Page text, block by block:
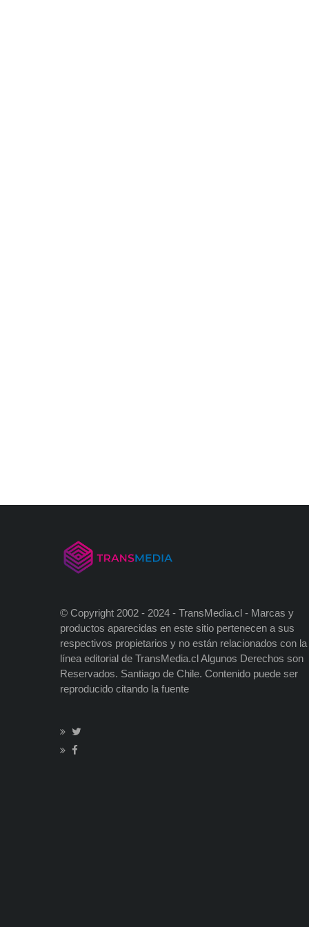
© Copyright 2002 - 2024 - TransMedia.cl - Marcas y
productos aparecidas en este sitio pertenecen a sus
respectivos propietarios y no están relacionados con la
línea editorial de TransMedia.cl Algunos Derechos son
Reservados. Santiago de Chile. Contenido puede ser
reproducido citando la fuente